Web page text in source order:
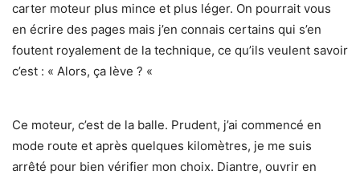
carter moteur plus mince et plus léger. On pourrait vous
en écrire des pages mais j’en connais certains qui s’en
foutent royalement de la technique, ce qu’ils veulent savoir
c’est : « Alors, ça lève ? «
Ce moteur, c’est de la balle. Prudent, j’ai commencé en
mode route et après quelques kilomètres, je me suis
arrêté pour bien vérifier mon choix. Diantre, ouvrir en